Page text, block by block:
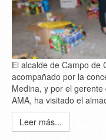
El alcalde de Campo de
acompañado por la
Medina, y por el
AMA, ha visitado el
Leer más...